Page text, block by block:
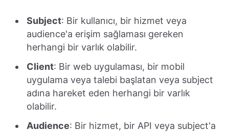
Subject: Bir kullanıcı, bir hizmet veya
audience'a erişim sağlaması gereken
herhangi bir varlık olabilir.
Client: Bir web uygulaması, bir mobil
uygulama veya talebi başlatan veya subject
adına hareket eden herhangi bir varlık
olabilir.
Audience: Bir hizmet, bir API veya subject'a